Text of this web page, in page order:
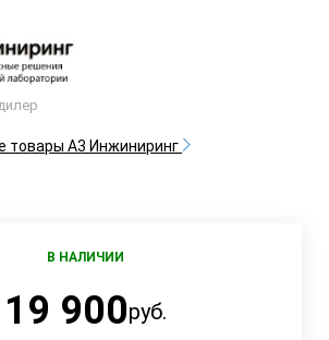
товары А3 Инжиниринг
В НАЛИЧИИ
19 900руб.